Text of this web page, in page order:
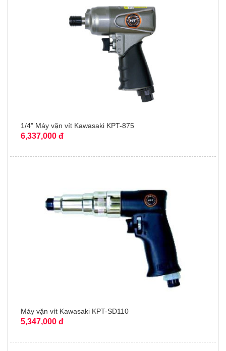
1/4" Máy vặn vít Kawasaki KPT-875
6,337,000 đ
Máy vặn vít Kawasaki KPT-SD110
5,347,000 đ